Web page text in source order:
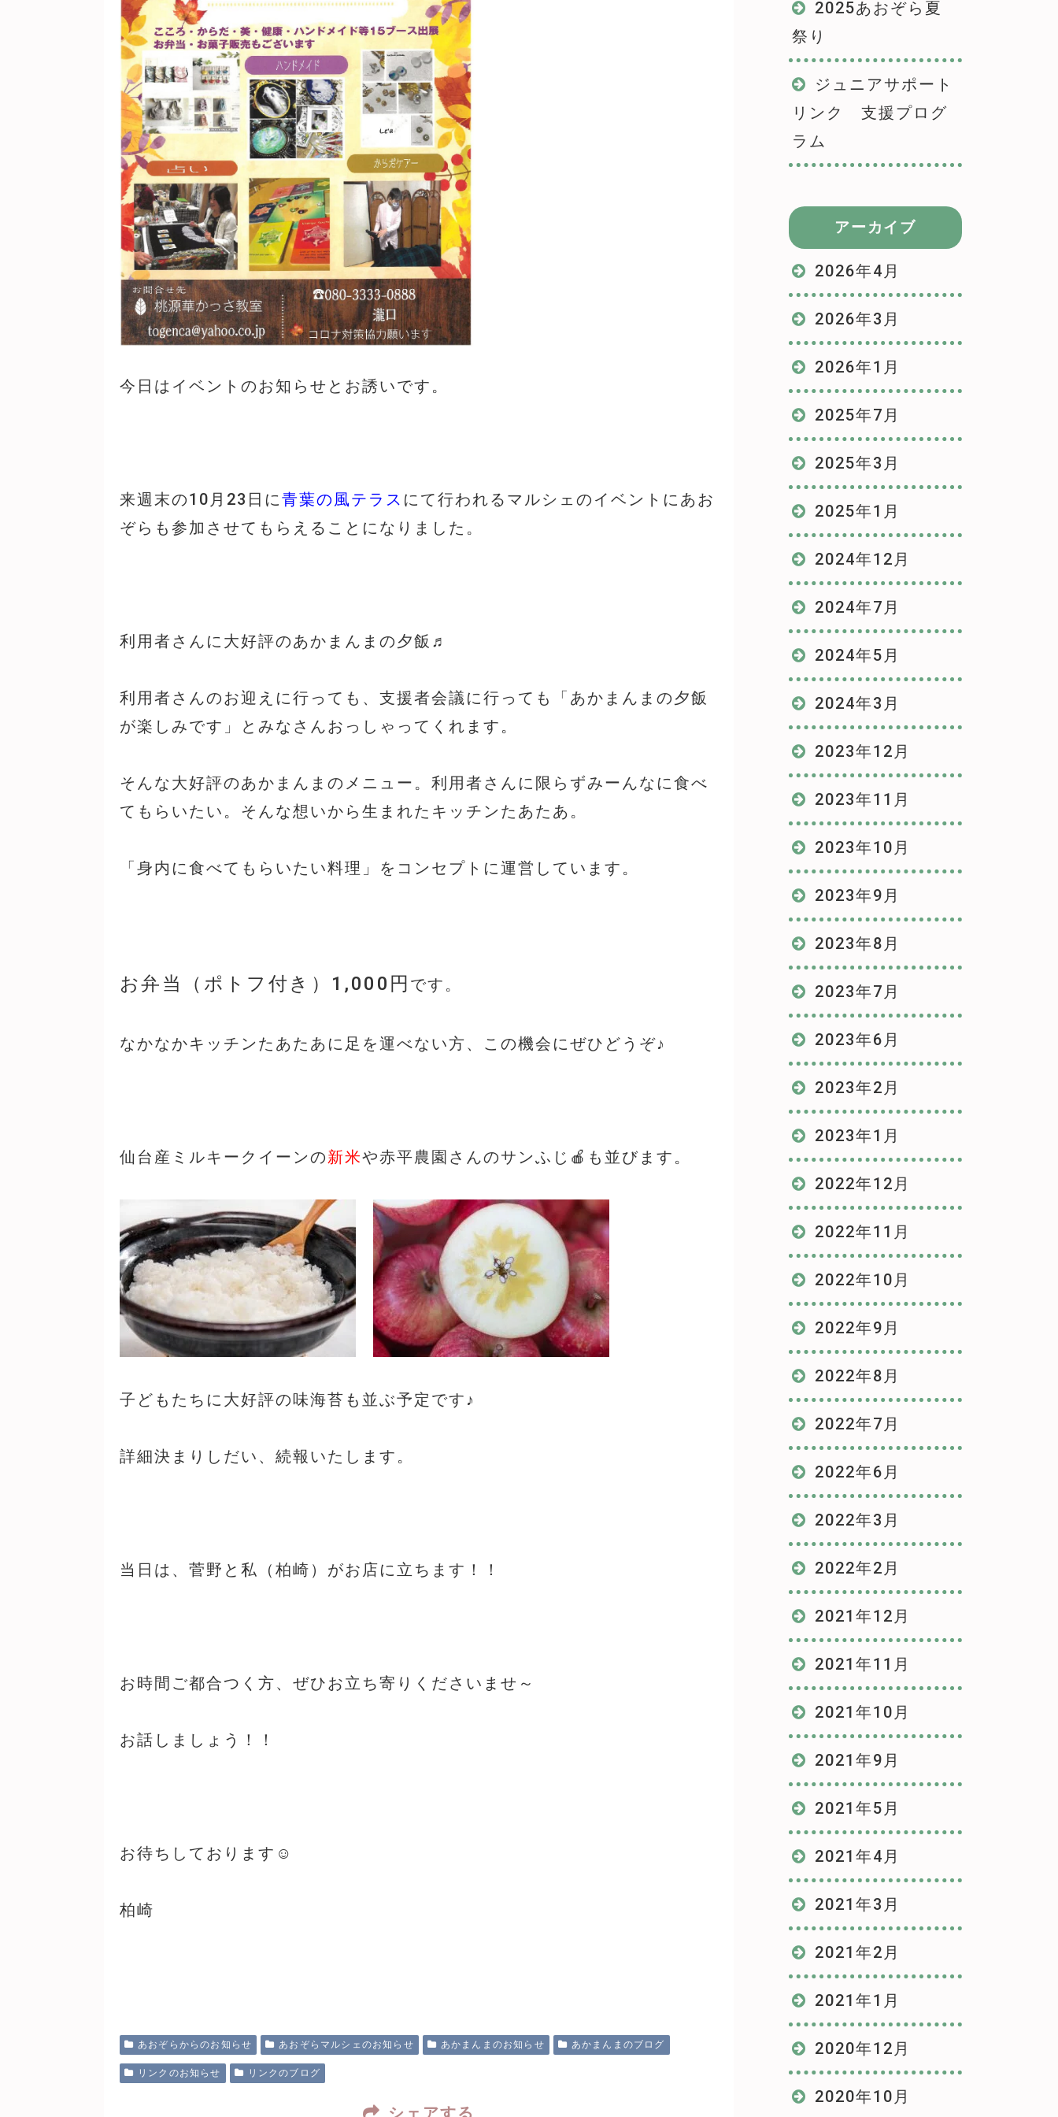
今日はイベントのお知らせとお誘いです。
来週末の10月23日に青葉の風テラス にて行われるマルシェのイベントにあお
ぞらも参加させてもらえることになりました。
利用者さんに大好評のあかまんまの夕飯♬
利用者さんのお迎えに行っても、支援者会議に行っても「あかまんまの夕飯
が楽しみです」とみなさんおっしゃってくれます。
そんな大好評のあかまんまのメニュー。利用者さんに限らずみーんなに食べ
てもらいたい。そんな想いから生まれたキッチンたあたあ。
「身内に食べてもらいたい料理」をコンセプトに運営しています。
お弁当（ポトフ付き）1,000円 です。
なかなかキッチンたあたあに足を運べない方、この機会にぜひどうぞ♪
仙台産ミルキークイーンの新米や赤平農園さんのサンふじ🍎も並びます。
子どもたちに大好評の味海苔も並ぶ予定です♪
詳細決まりしだい、続報いたします。
当日は、菅野と私（柏崎）がお店に立ちます！！
お時間ご都合つく方、ぜひお立ち寄りくださいませ～
お話しましょう！！
お待ちしております☺
柏崎
あおぞらからのお知らせ あおぞらマルシェのお知らせ あかまんまのお知らせ あかまんまのブログ
リンクのお知らせ リンクのブログ
2025あおぞら夏
祭り
ジュニアサポート
リンク 支援プログ
ラム
アーカイブ
2026年4月
2026年3月
2026年1月
2025年7月
2025年3月
2025年1月
2024年12月
2024年7月
2024年5月
2024年3月
2023年12月
2023年11月
2023年10月
2023年9月
2023年8月
2023年7月
2023年6月
2023年2月
2023年1月
2022年12月
2022年11月
2022年10月
2022年9月
2022年8月
2022年7月
2022年6月
2022年3月
2022年2月
2021年12月
2021年11月
2021年10月
2021年9月
2021年5月
2021年4月
2021年3月
2021年2月
2021年1月
2020年12月
2020年10月